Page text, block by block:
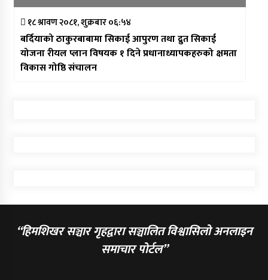
१८ श्रावण २०८१, शुक्रबार ०६:५४
बर्दियाको ठाकुरबाबामा सिकाई आपुरण तथा द्रुत सिकाई
योजना रीयल प्लान विषयक १ दिने प्रधानाध्यापकहरुको क्षमता
विकास गोष्ठि संचालन
“हिमशिखर सञ्चार गृहद्वारा सञ्चालित विश्वासिलो अनलाइन
समाचार पोर्टल”